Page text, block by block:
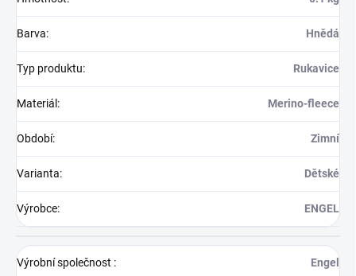
Barva: Hnědá
Typ produktu: Rukavice
Materiál : Merino-fleece
Období: Zimní
Varianta: Dětské
Výrobce: ENGEL
Výrobní společnost : Engel